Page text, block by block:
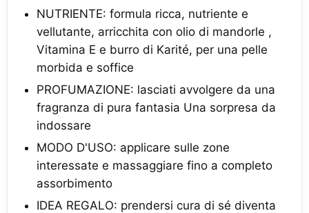
NUTRIENTE: formula ricca, nutriente e
vellutante, arricchita con olio di mandorle ,
Vitamina E e burro di Karité, per una pelle
morbida e soffice
PROFUMAZIONE: lasciati avvolgere da una
fragranza di pura fantasia Una sorpresa da
indossare
MODO D'USO: applicare sulle zone
interessate e massaggiare fino a completo
assorbimento
IDEA REGALO: prendersi cura di sé diventa